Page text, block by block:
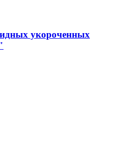
укороченных